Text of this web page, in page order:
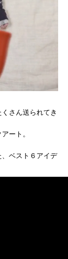
さん送られてき
ート。
ベスト６アイデ